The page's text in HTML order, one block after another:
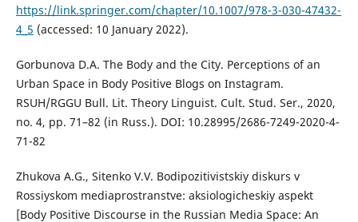
https://link.springer.com/chapter/10.1007/978-3-030-47432-
4_5 (accessed: 10 January 2022).
Gorbunova D.A. The Body and the City. Perceptions of an
Urban Space in Body Positive Blogs on Instagram.
RSUH/RGGU Bull. Lit. Theory Linguist. Cult. Stud. Ser., 2020,
no. 4, pp. 71–82 (in Russ.). DOI: 10.28995/2686-7249-2020-4-
71-82
Zhukova A.G., Sitenko V.V. Bodipozitivistskiy diskurs v
Rossiyskom mediaprostranstve: aksiologicheskiy aspekt
[Body Positive Discourse in the Russian Media Space: An